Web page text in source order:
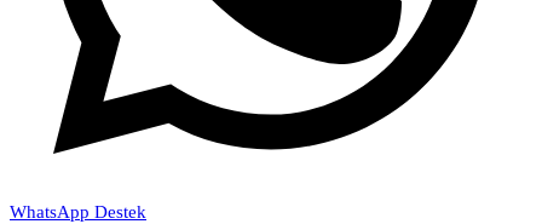
WhatsApp Destek